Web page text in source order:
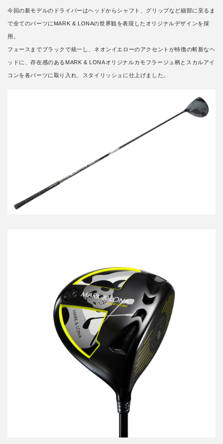
今回の新モデルのドライバーはヘッドからシャフト、グリップなど細部に至るま
で全てのパーツにMARK & LONAの世界観を表現したオリジナルデザインを採
用。
フェースまでブラックで統一し、ネオンイエローのアクセントが特徴の斬新なヘ
ッドに、存在感のあるMARK & LONAオリジナルカモフラージュ柄とスカルアイ
コンを各パーツに取り入れ、スタイリッシュに仕上げました。